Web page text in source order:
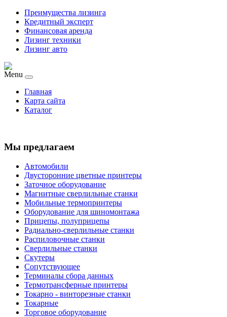
Преимущества лизинга
Кредитный эксперт
Финансовая аренда
Лизинг техники
Лизинг авто
Menu
Главная
Карта сайта
Каталог
Мы предлагаем
Автомобили
Двусторонние цветные принтеры
Заточное оборудование
Магнитные сверлильные станки
Мобильные термопринтеры
Оборудование для шиномонтажа
Прицепы, полуприцепы
Радиально-сверлильные станки
Распиловочные станки
Сверлильные станки
Скутеры
Сопутствующее
Терминалы сбора данных
Термотрансферные принтеры
Токарно - винторезные станки
Токарные
Торговое оборудование